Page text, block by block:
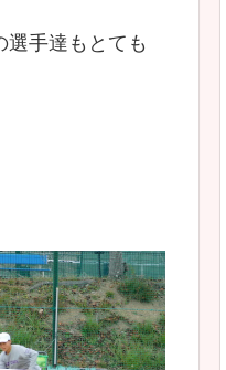
手達もとても